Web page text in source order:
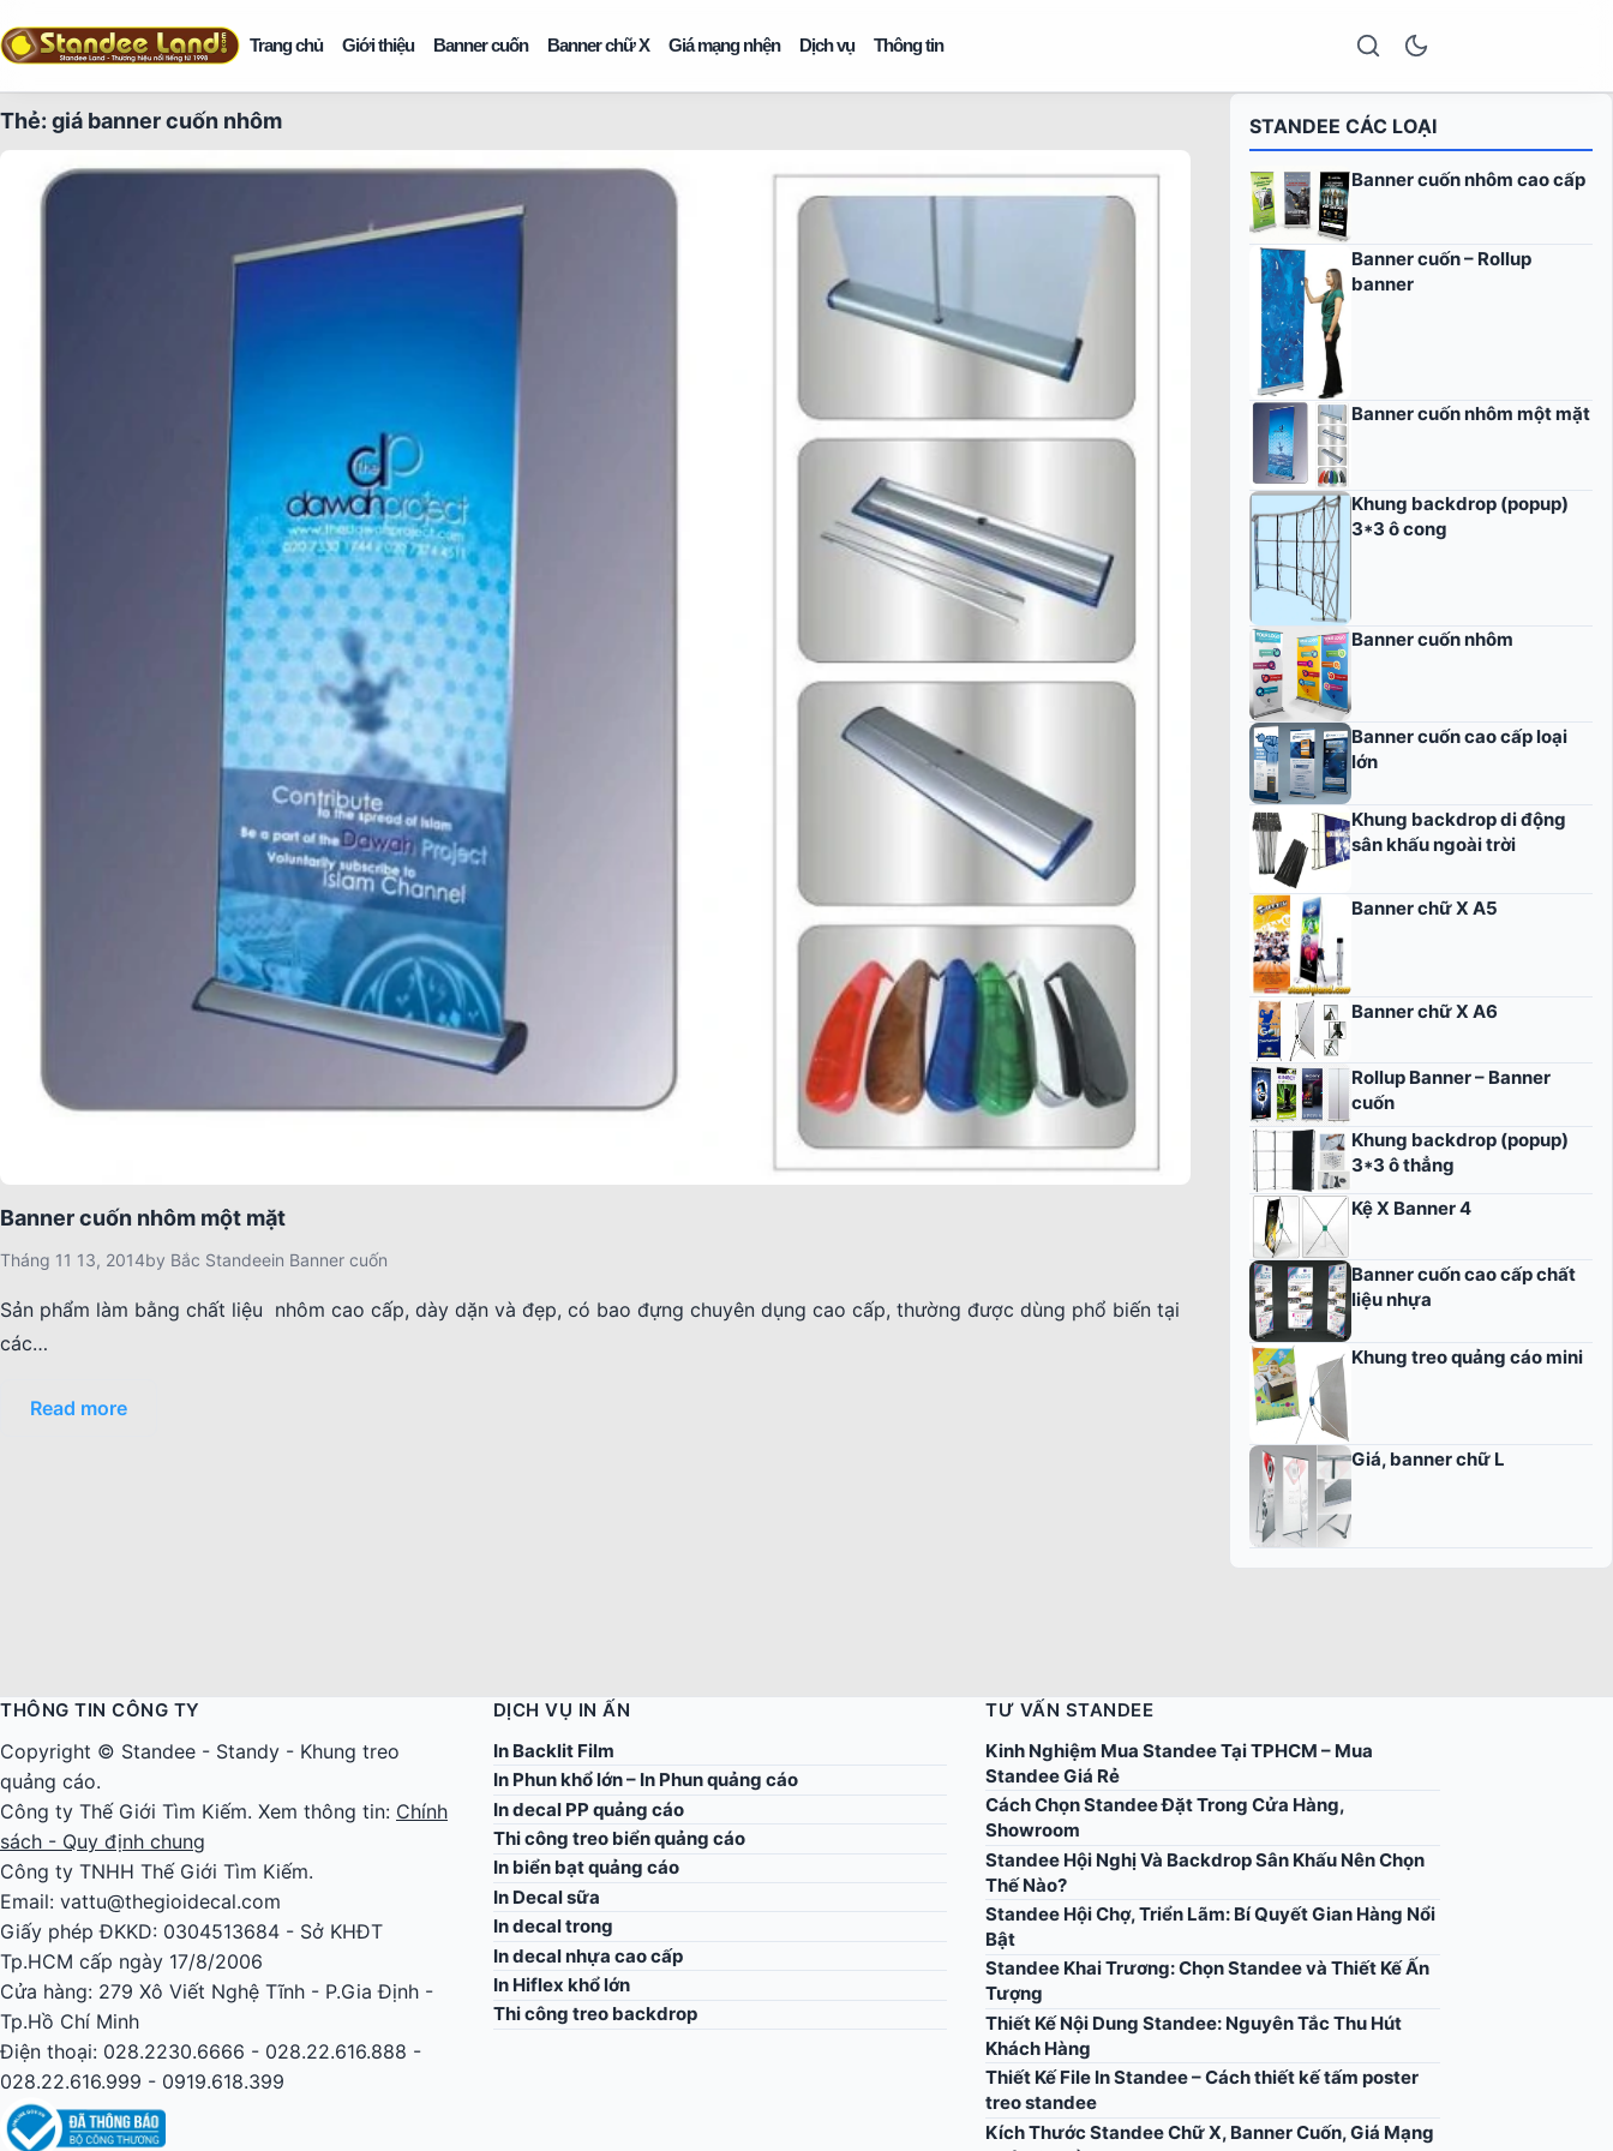
Trang chủ Giới thiệu Banner cuốn Banner chữ X Giá mạng nhện Dịch vụ Thông tin
Thẻ: giá banner cuốn nhôm
Banner cuốn nhôm một mặt
Tháng 11 13, 2014by Bắc Standeein Banner cuốn
Sản phẩm làm bằng chất liệu nhôm cao cấp, dày dặn và đẹp, có bao đựng chuyên dụng cao cấp, thường được dùng phổ biến tại
các…
Read more
STANDEE CÁC LOẠI
Banner cuốn nhôm cao cấp
Banner cuốn – Rollup
banner
Banner cuốn nhôm một mặt
Khung backdrop (popup)
3*3 ô cong
Banner cuốn nhôm
Banner cuốn cao cấp loại
lớn
Khung backdrop di động
sân khấu ngoài trời
Banner chữ X A5
Banner chữ X A6
Rollup Banner – Banner
cuốn
Khung backdrop (popup)
3*3 ô thẳng
Kệ X Banner 4
Banner cuốn cao cấp chất
liệu nhựa
Khung treo quảng cáo mini
Giá, banner chữ L
THÔNG TIN CÔNG TY
Copyright © Standee - Standy - Khung treo
quảng cáo.
Công ty Thế Giới Tìm Kiếm. Xem thông tin: Chính
sách - Quy định chung
Công ty TNHH Thế Giới Tìm Kiếm.
Email: vattu@thegioidecal.com
Giấy phép ĐKKD: 0304513684 - Sở KHĐT
Tp.HCM cấp ngày 17/8/2006
Cửa hàng: 279 Xô Viết Nghệ Tĩnh - P.Gia Định -
Tp.Hồ Chí Minh
Điện thoại: 028.2230.6666 - 028.22.616.888 -
028.22.616.999 - 0919.618.399
DỊCH VỤ IN ẤN
In Backlit Film
In Phun khổ lớn – In Phun quảng cáo
In decal PP quảng cáo
Thi công treo biển quảng cáo
In biển bạt quảng cáo
In Decal sữa
In decal trong
In decal nhựa cao cấp
In Hiflex khổ lớn
Thi công treo backdrop
TƯ VẤN STANDEE
Kinh Nghiệm Mua Standee Tại TPHCM – Mua
Standee Giá Rẻ
Cách Chọn Standee Đặt Trong Cửa Hàng,
Showroom
Standee Hội Nghị Và Backdrop Sân Khấu Nên Chọn
Thế Nào?
Standee Hội Chợ, Triển Lãm: Bí Quyết Gian Hàng Nổi
Bật
Standee Khai Trương: Chọn Standee và Thiết Kế Ấn
Tượng
Thiết Kế Nội Dung Standee: Nguyên Tắc Thu Hút
Khách Hàng
Thiết Kế File In Standee – Cách thiết kế tấm poster
treo standee
Kích Thước Standee Chữ X, Banner Cuốn, Giá Mạng